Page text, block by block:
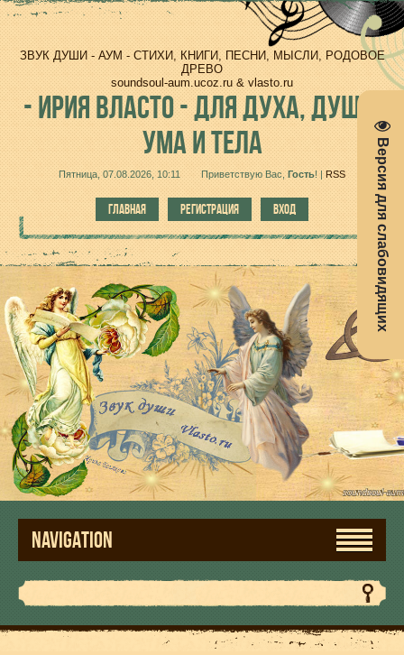
Версия для слабовидящих
ЗВУК ДУШИ - АУМ - СТИХИ, КНИГИ, ПЕСНИ, МЫСЛИ, РОДОВОЕ
ДРЕВО
soundsoul-aum.ucoz.ru & vlasto.ru
-ИРИЯ ВЛАСТО - ДЛЯ ДУХА, ДУШИ,
УМА И ТЕЛА
Пятница, 07.08.2026, 10:11 Приветствую Вас Гость! | RSS
ГЛАВНАЯ РЕГИСТРАЦИЯ ВХОД
NAVIGATION